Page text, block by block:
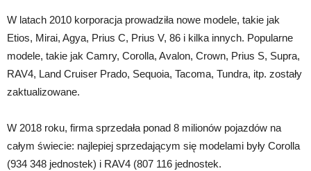
W latach 2010 korporacja prowadziła nowe modele, takie jak
Etios, Mirai, Agya, Prius C, Prius V, 86 i kilka innych. Popularne
modele, takie jak Camry, Corolla, Avalon, Crown, Prius S, Supra,
RAV4, Land Cruiser Prado, Sequoia, Tacoma, Tundra, itp. zostały
zaktualizowane.
W 2018 roku, firma sprzedała ponad 8 milionów pojazdów na
całym świecie: najlepiej sprzedającym się modelami były Corolla
(934 348 jednostek) i RAV4 (807 116 jednostek.